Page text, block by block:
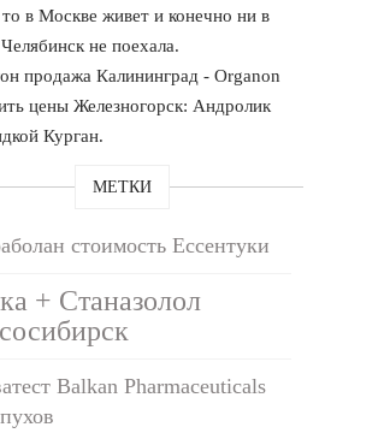
в Москве живет и конечно ни в
не поехала.
продажа Калининград - Organon
цены Железногорск: Андролик
Курган.
МЕТКИ
стоимость Ессентуки
+ Станазолол
Balkan Pharmaceuticals